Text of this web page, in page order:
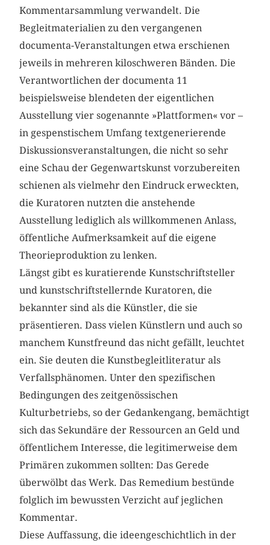
Kommentarsammlung verwandelt. Die
Begleitmaterialien zu den vergangenen
documenta-Veranstaltungen etwa erschienen
jeweils in mehreren kiloschweren Bänden. Die
Verantwortlichen der documenta 11
beispielsweise blendeten der eigentlichen
Ausstellung vier ­sogenannte »Plattformen« vor –
in gespenstischem Umfang textgenerierende
Diskussionsveranstaltungen, die nicht so sehr
eine Schau der Gegenwartskunst vorzubereiten
schienen als vielmehr den Eindruck er­weckten,
die Kuratoren nutzten die anstehende
Ausstellung lediglich als willkommenen Anlass,
öffentliche Aufmerksamkeit auf die eigene
Theorieproduktion zu lenken.
Längst gibt es kuratierende Kunstschriftsteller
und kunstschriftstellernde Kuratoren, die
bekannter sind als die Künstler, die sie
präsentieren. Dass vielen Künstlern und auch so
manchem Kunstfreund das nicht gefällt, leuchtet
ein. Sie deuten die Kunstbegleitliteratur als
Verfallsphänomen. Unter den spezifischen
Bedingungen des zeitgenössischen
Kulturbetriebs, so der Gedankengang, bemächtigt
sich das Sekundäre der Ressourcen an Geld und
öffentlichem Interesse, die legitimerweise dem
Primären zukommen sollten: Das Gerede
überwölbt das Werk. Das Remedium bestünde
folglich im bewussten Verzicht auf jeglichen
Kommentar.
Diese Auffassung, die ideengeschichtlich in der